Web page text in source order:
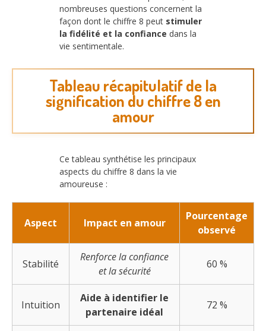
nombreuses questions concernent la
façon dont le chiffre 8 peut stimuler
la fidélité et la confiance dans la
vie sentimentale.
Tableau récapitulatif de la
signification du chiffre 8 en
amour
Ce tableau synthétise les principaux
aspects du chiffre 8 dans la vie
amoureuse :
Aspect Impact en amour
Pourcentage
observé
Stabilité
Renforce la confiance
et la sécurité
60 %
Intuition
Aide à identifier le
partenaire idéal
72 %